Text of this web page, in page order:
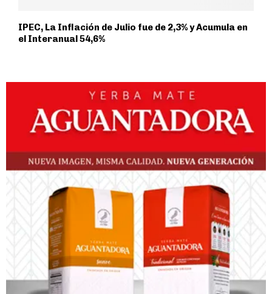
IPEC, La Inflación de Julio fue de 2,3% y Acumula en
el Interanual 54,6%